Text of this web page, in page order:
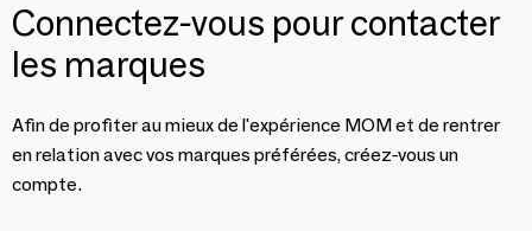
Connectez-vous pour contacter
les marques
Afin de profiter au mieux de l'expérience MOM et de rentrer
en relation avec vos marques préférées, créez-vous un
compte.